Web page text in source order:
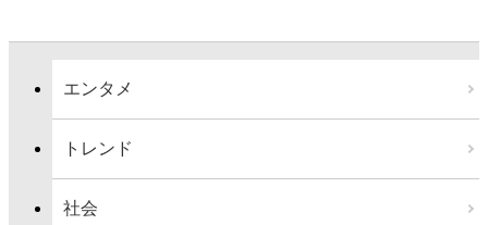
エンタメ
トレンド
社会